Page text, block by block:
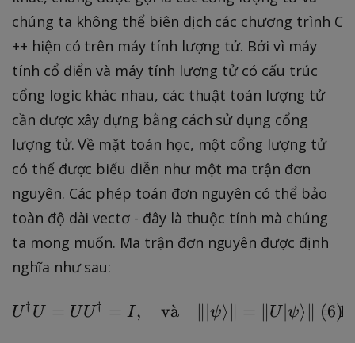
\
pi
)
chúng ta không thể biên dịch các chương trình C
++ hiện có trên máy tính lượng tử. Bởi vì máy
tính cổ điển và máy tính lượng tử có cấu trúc
cổng logic khác nhau, các thuật toán lượng tử
cần được xây dựng bằng cách sử dụng cổng
lượng tử. Về mặt toán học, một cổng lượng tử
có thể được biểu diễn như một ma trận đơn
nguyên. Các phép toán đơn nguyên có thể bảo
toàn độ dài vectơ - đây là thuộc tính mà chúng
ta mong muốn. Ma trận đơn nguyên được định
nghĩa như sau:
U^{\dagger}U =
U† U = UU† = I, va
ˋ ∥∣ψ⟩ ∥ = ∥U∣ψ⟩ ∥ = 1.
(6)